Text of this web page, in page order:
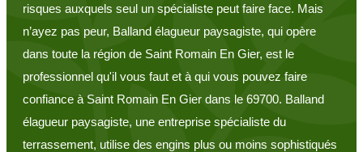
risques auxquels seul un spécialiste peut faire face. Mais
n’ayez pas peur, Balland élagueur paysagiste, qui opère
dans toute la région de Saint Romain En Gier, est le
professionnel qu'il vous faut et à qui vous pouvez faire
confiance à Saint Romain En Gier dans le 69700. Balland
élagueur paysagiste, une entreprise spécialiste du
terrassement, utilise des engins plus ou moins sophistiqués